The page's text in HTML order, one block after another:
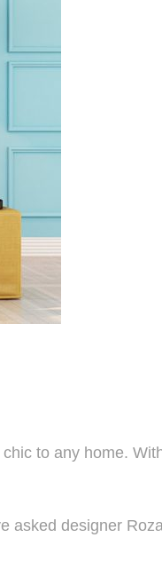
to any home.
asked designer